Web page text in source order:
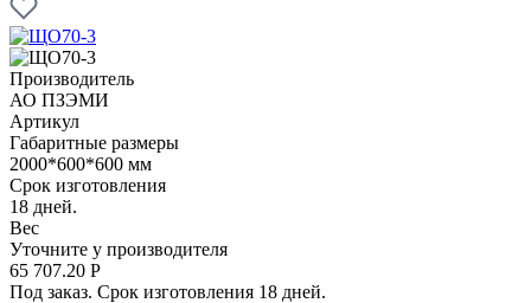
Производитель
АО ПЗЭМИ
Артикул
Габаритные размеры
2000*600*600 мм
Срок изготовления
18 дней.
Вес
Уточните у производителя
65 707.20 Р
Под заказ. Срок изготовления 18 дней.